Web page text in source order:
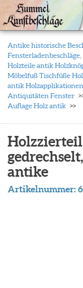
Antike historische
Holzteile antik
Möbelfuß Tischfüße
antik
Antiquitäten Fenster
Auflage Holz antik
antike
Artikelnummer: